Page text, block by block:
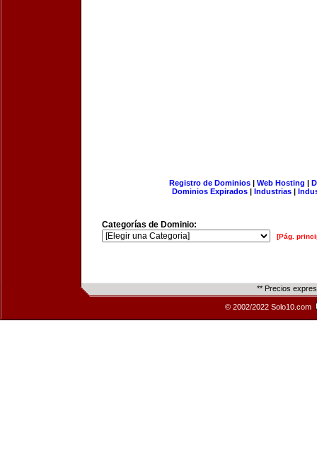
Registro de Dominios| Web Hosting |
Dominios Expirados | Industrias |
Categorías de Dominio:
[Pág.
** Precios
© 2002/2022 Solo10.com